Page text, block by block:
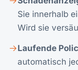
Sie innerhalb
Wird sie
Laufende
automatisch